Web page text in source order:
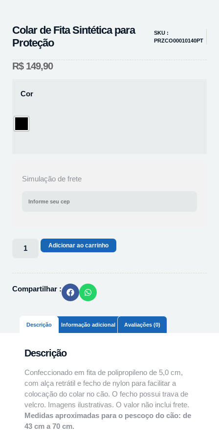
Colar de Fita Sintética para
Proteção
SKU :
PRZCO00010140PT
R$149,90
Cor
Simulação de frete
Adicionar ao carrinho
Compartilhar :
Descrição Informação adicional Avaliações (0)
Descrição
Confeccionado em fita de polipropileno de 5,0 cm,
com alça retrátil e fecho de nylon para facilitar a
colocação do colar no cão. O fecho possui trava de
velcro. Imagens ilustrativas. O valor não inclui frete.
Medidas aproximadas para o pescoço do cão: de
43 cm a 70 cm.